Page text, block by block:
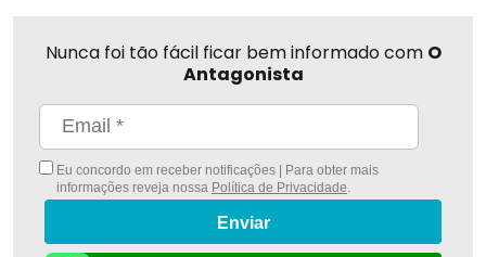
Nunca foi tão fácil ficar bem informado com O
Antagonista
Eu concordo em receber notificações | Para obter mais
informações reveja nossa Política de Privacidade
Enviar